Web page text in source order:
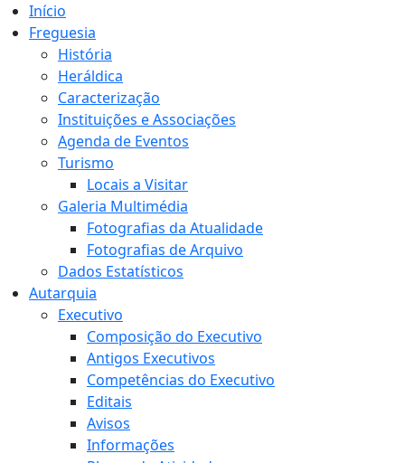
Início
Freguesia
História
Heráldica
Caracterização
Instituições e Associações
Agenda de Eventos
Turismo
Locais a Visitar
Galeria Multimédia
Fotografias da Atualidade
Fotografias de Arquivo
Dados Estatísticos
Autarquia
Executivo
Composição do Executivo
Antigos Executivos
Competências do Executivo
Editais
Avisos
Informações